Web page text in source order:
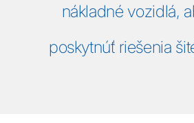
nákladné vozidlá,
poskytnúť riešenia